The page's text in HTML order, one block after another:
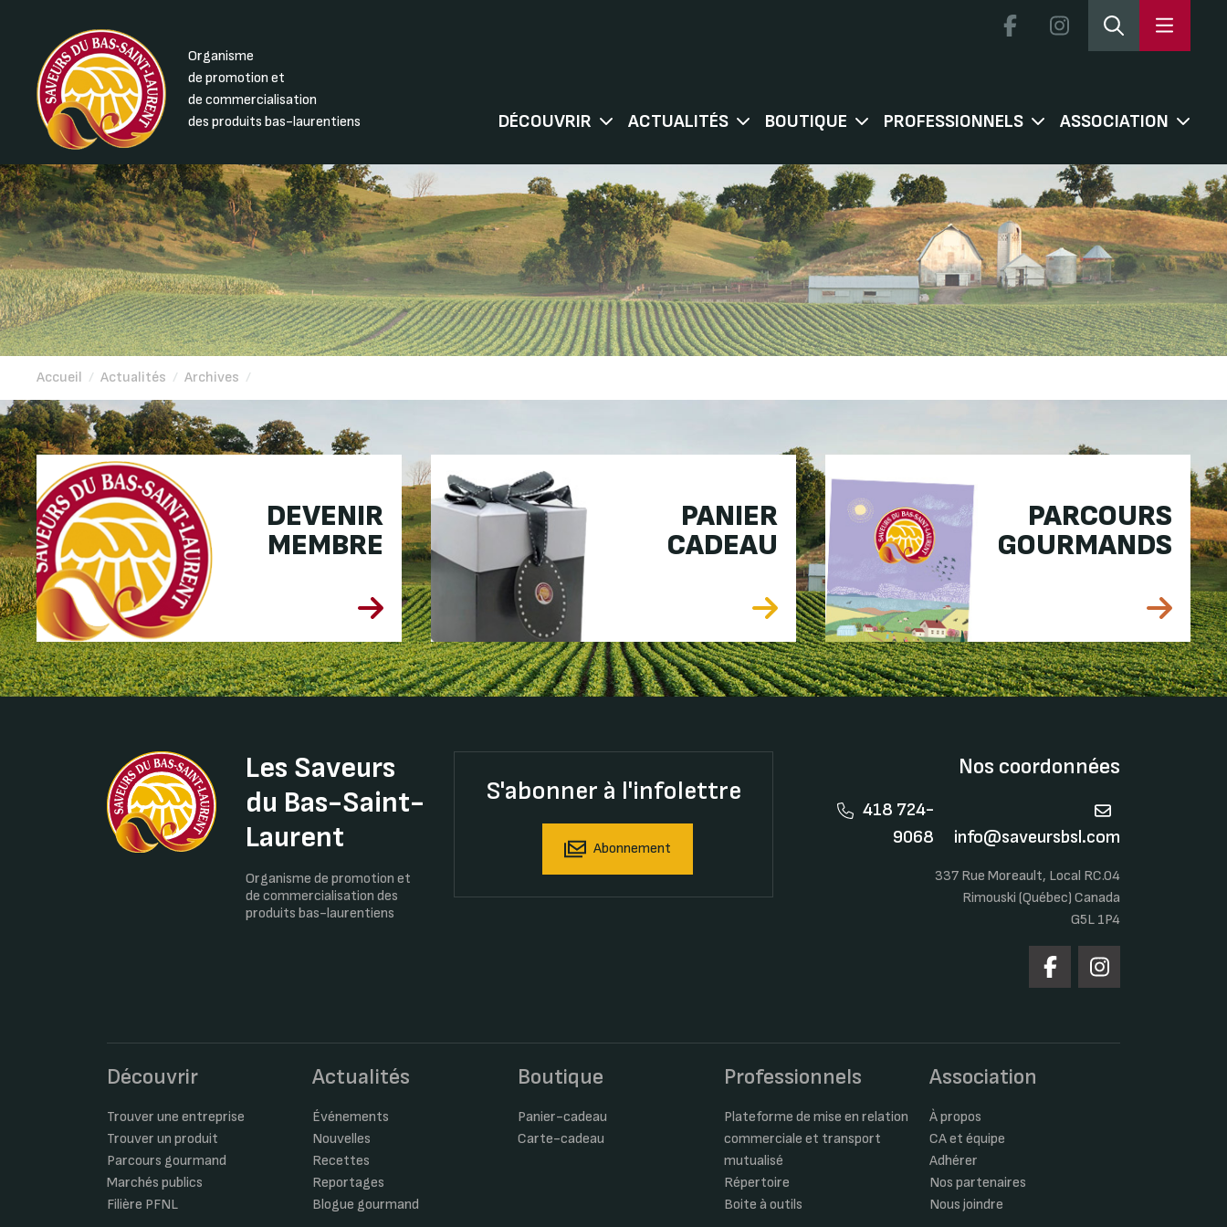
Organisme
de promotion et
de commercialisation
des produits bas-laurentiens
DÉCOUVRIR ACTUALITÉS BOUTIQUE PROFESSIONNELS ASSOCIATION
Accueil / Actualités / Archives /
DEVENIR
MEMBRE
PANIER
CADEAU
PARCOURS
GOURMANDS
Les Saveurs
du Bas-Saint-
Laurent
Organisme de promotion et
de commercialisation des
produits bas-laurentiens
S'abonner à l'infolettre
Abonnement
Nos coordonnées
418 724-
9068
info@saveursbsl.com
337 Rue Moreault, Local RC.04
Rimouski (Québec) Canada
G5L 1P4
Découvrir
Trouver une entreprise
Trouver un produit
Parcours gourmand
Marchés publics
Filière PFNL
Actualités
Événements
Nouvelles
Recettes
Reportages
Blogue gourmand
Boutique
Panier-cadeau
Carte-cadeau
Professionnels
Plateforme de mise en relation
commerciale et transport
mutualisé
Répertoire
Boite à outils
Association
À propos
CA et équipe
Adhérer
Nos partenaires
Nous joindre